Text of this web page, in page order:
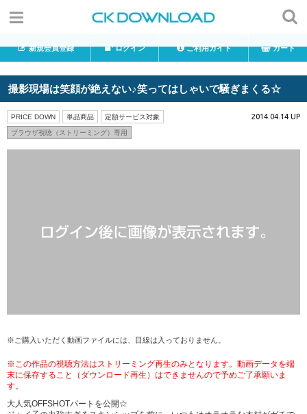
新規会員登録 ログイン ご利用ガイド カート
撮影現場は笑顔が絶えない♪笑ってはしゃいで騒ぎまくる☆
PRICE DOWN 単品商品 定額サービス対象
ブラウザ視聴（ストリーミング）専用
2014.04.14 UP
※ご購入いただく動画ファイルには、目線は入っておりません。
※この作品の視聴方法はストリーミング再生のみとなります。動画データを端
末に保存すること（ダウンロード再生）はできませんので予めご了承願いま
す。
大人気OFFSHOTパートを公開☆